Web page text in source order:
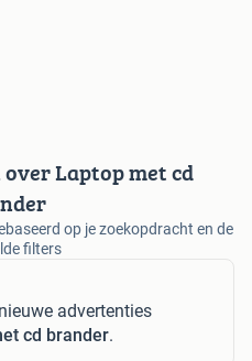
Laptop met cd
op je zoekopdracht en de
filters
nieuwe advertenties
cd brander.